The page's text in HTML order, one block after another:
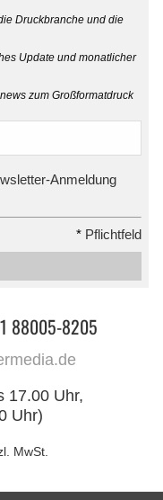
Druckbranche und die
Update und monatlicher
zum Großformatdruck
Anmeldung
* Pflichtfeld
88005-8205
17.00 Uhr,
Uhr)
MwSt.